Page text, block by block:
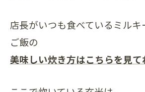
店長がいつも食べているミル
ご飯の
美味しい炊き方はこちらを見て